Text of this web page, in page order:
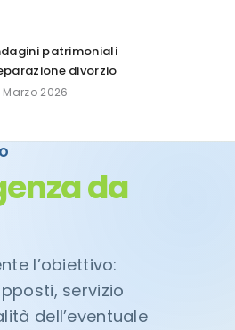
patrimoniali
divorzio
Marzo 2026
da
l’obiettivo:
servizio
dell’eventuale